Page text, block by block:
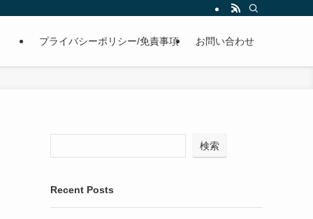
プライバシーポリシー/免責事項 お問い合わせ
検索
Recent Posts